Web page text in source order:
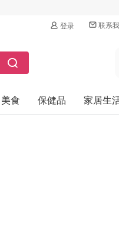
登录 联系
美食 保健品 家居生